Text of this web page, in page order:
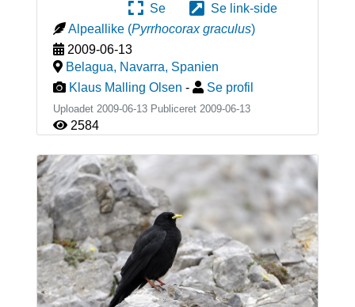
Se
Se link-side
Alpeallike (Pyrrhocorax graculus)
2009-06-13
Belagua, Navarra, Spanien
Klaus Malling Olsen - Se profil
Uploadet 2009-06-13 Publiceret 2009-06-13
2584